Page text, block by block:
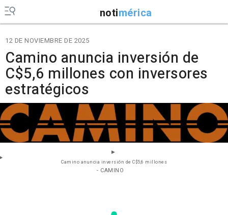
notimérica
12 DE NOVIEMBRE DE 2025
Camino anuncia inversión de
C$5,6 millones con inversores
estratégicos
Camino anuncia inversión de C$5,6 millones
- CAMINO